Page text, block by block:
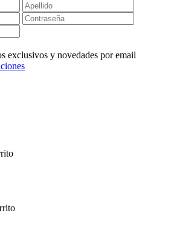
exclusivos y novedades por email